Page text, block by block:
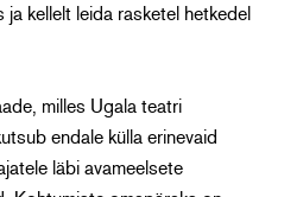
kellelt leida rasketel hetkedel
milles Ugala teatri
endale külla erinevaid
läbi avameelsete